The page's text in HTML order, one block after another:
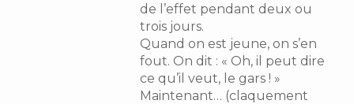
de l’effet pendant deux ou
trois jours.
Quand on est jeune, on s’en
fout. On dit : « Oh, il peut dire
ce qu’il veut, le gars ! »
Maintenant… (claquement